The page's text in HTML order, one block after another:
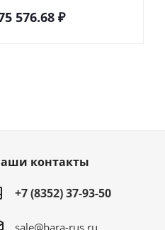
576.68₽
контакты
+7 (8352) 37-93-50
sale@bara-rus.ru